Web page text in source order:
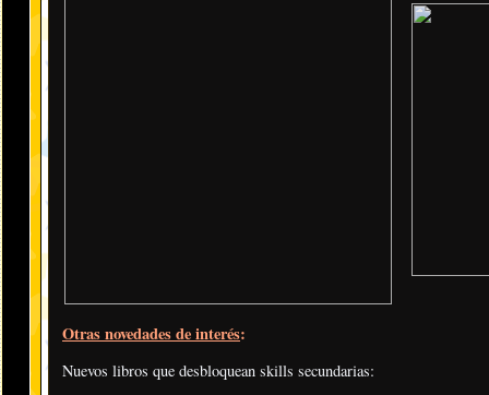
Otras novedades de interés:
Nuevos libros que desbloquean skills secundarias: